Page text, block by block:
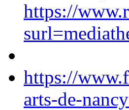
https://
https://
arts-de-